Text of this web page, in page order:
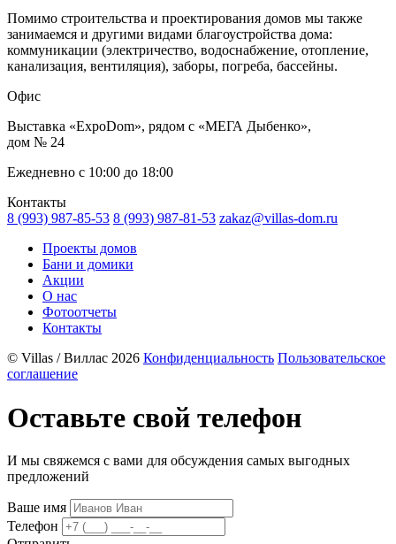
Помимо строительства и проектирования домов мы также
занимаемся и другими видами благоустройства дома:
коммуникации (электричество, водоснабжение, отопление,
канализация, вентиляция), заборы, погреба, бассейны.
Офис
Выставка «ExpoDom», рядом с «МЕГА Дыбенко»,
дом № 24
Ежедневно с 10:00 до 18:00
Контакты
8 (993) 987-85-53 8 (993) 987-81-53 zakaz@villas-dom.ru
Проекты домов
Бани и домики
Акции
О нас
Фотоотчеты
Контакты
© Villas / Виллас 2026 Конфиденциальность Пользовательское
соглашение
Оставьте свой телефон
И мы свяжемся с вами для обсуждения самых выгодных
предложений
Ваше имя
Телефон